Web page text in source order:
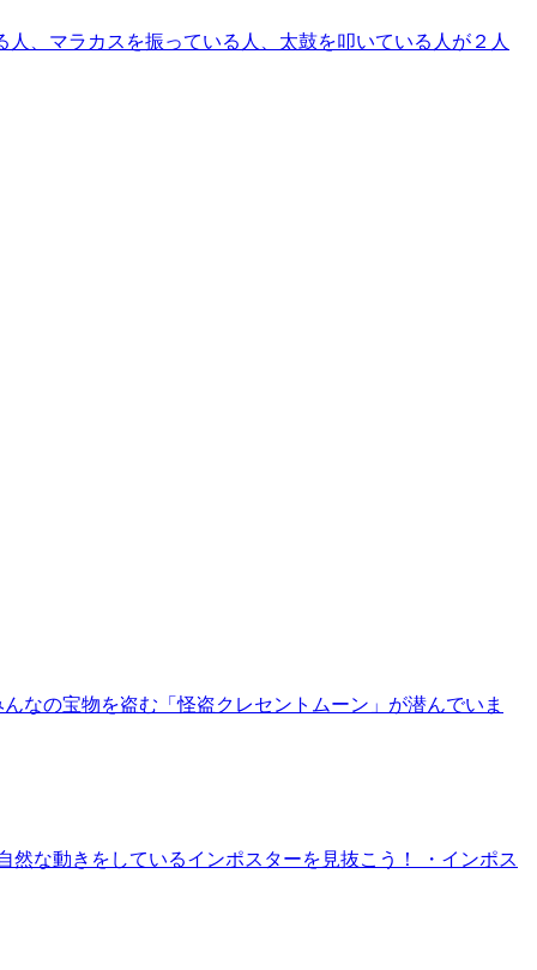
、マラカスを振っている人、太鼓を叩いている人が２人
なの宝物を盗む「怪盗クレセントムーン」が潜んでいま
な動きをしているインポスターを見抜こう！ ・インポス